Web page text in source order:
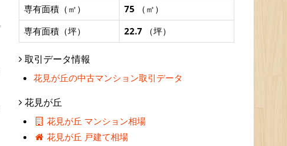
専有面積（㎡）
75 （㎡）
専有面積（坪）
22.7 （坪）
取引データ情報
花見が丘の中古マンション取引データ
花見が丘
花見が丘 マンション相場
花見が丘 戸建て相場